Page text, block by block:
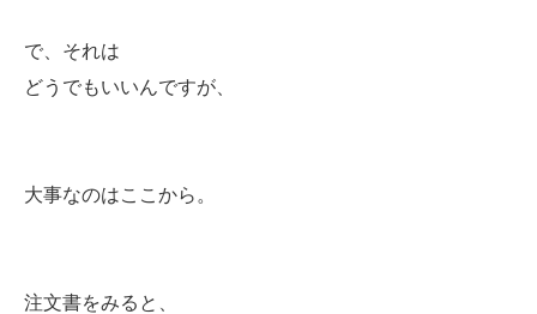
で、それは
どうでもいいんですが、
大事なのはここから。
注文書をみると、